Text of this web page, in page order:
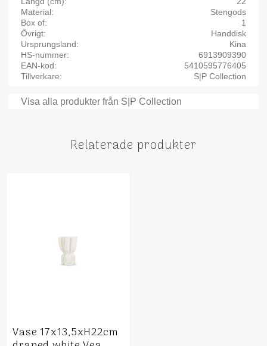
Material
Stengods
Box of
1
Övrigt
Handdisk
Ursprungsland
Kina
HS-nummer
6913909390
EAN-kod
5410595776405
Tillverkare
S|P Collection
Visa alla produkter från S|P Collection
Relaterade produkter
Vase 17x13,5xH22cm